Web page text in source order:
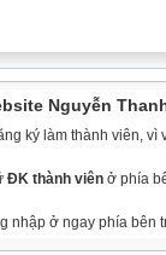
Nguyễn
ký làm thành viên, vì
ĐK thành viên ở phía
nhập ở ngay phía bên